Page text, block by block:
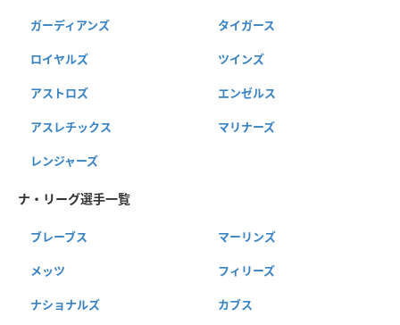
ガーディアンズ タイガース
ロイヤルズ ツインズ
アストロズ エンゼルス
アスレチックス マリナーズ
レンジャーズ
ナ・リーグ選手一覧
ブレーブス マーリンズ
メッツ フィリーズ
ナショナルズ カブス